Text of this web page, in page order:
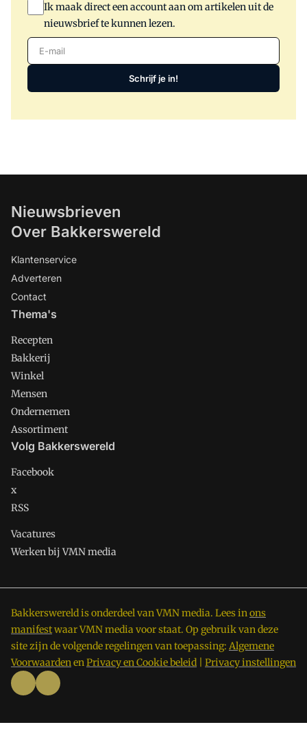
Ik maak direct een account aan om artikelen uit de
nieuwsbrief te kunnen lezen.
E-mail
Schrijf je in!
Nieuwsbrieven
Over Bakkerswereld
Klantenservice
Adverteren
Contact
Thema's
Recepten
Bakkerij
Winkel
Mensen
Ondernemen
Assortiment
Volg Bakkerswereld
Facebook
x
RSS
Vacatures
Werken bij VMN media
Bakkerswereld is onderdeel van VMN media. Lees inons
manifestwaar VMN media voor staat. Op gebruik van deze
site zijn de volgende regelingen van toepassing: Algemene
VoorwaardenenPrivacy en Cookie beleid Privacy instellingen